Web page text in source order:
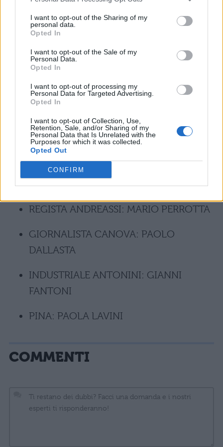
I want to opt-out of the Sharing of my
personal data.
Opted In
I want to opt-out of the Sale of my
Personal Data.
Opted In
I want to opt-out of processing my
Personal Data for Targeted Advertising.
Opted In
I want to opt-out of Collection, Use,
Retention, Sale, and/or Sharing of my
Personal Data that Is Unrelated with the
Purposes for which it was collected.
Opted Out
CONFIRM
MADRE MAZZACURATI: ORIETTA
NOTARI
ANDREA MOZZALI: ANDREA GHERPELLI
NERONE:DENIS CAMPITELLI
VANDINO: FILIPPO MARCHI
SASSI: MAURIZIO PAGLIARI
CESARINA: FRANCESCA MANFREDINI
MADRE CESARINA: DANIELA ROSSI
REGISTA ANDREASSI: MARIO PERROTTA
GIORNALISTA CANOVA: PAOLO
DALLASTA
INDUSTRIALE ANTONINI: GIANNI
FANTONI
PINA: PAOLA LAVINI
COMMENTI